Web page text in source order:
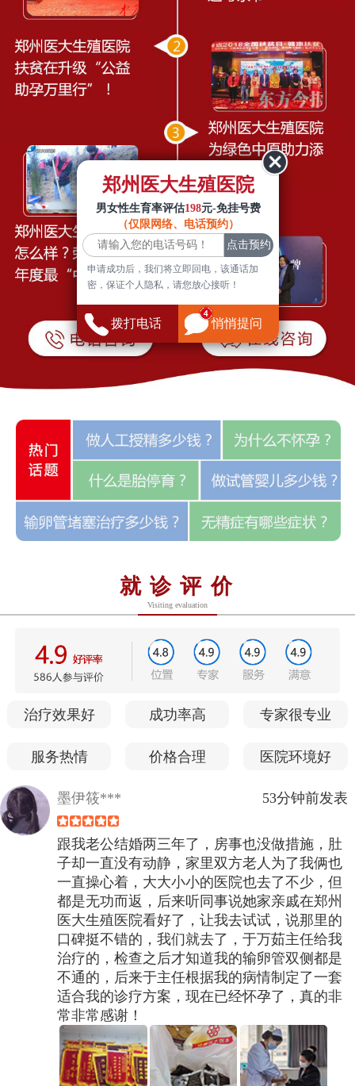
就诊评价
Visiting evaluation
治疗效果好 成功率高 专家很专业
服务热情 价格合理 医院环境好
墨伊筱*** 53分钟前发表
跟我老公结婚两三年了，房事也没做措施，肚
子却一直没有动静，家里双方老人为了我俩也
一直操心着，大大小小的医院也去了不少，但
都是无功而返，后来听同事说她家亲戚在郑州
医大生殖医院看好了，让我去试试，说那里的
口碑挺不错的，我们就去了，于万茹主任给我
治疗的，检查之后才知道我的输卵管双侧都是
不通的，后来于主任根据我的病情制定了一套
适合我的诊疗方案，现在已经怀孕了，真的非
常非常感谢！
郑州医大生殖医院
男女性生育率评估198元-免挂号费
（仅限网络、电话预约）
申请成功后，我们将立即回电，该通话加
密，保证个人隐私，请您放心接听！
拨打电话 悄悄提问